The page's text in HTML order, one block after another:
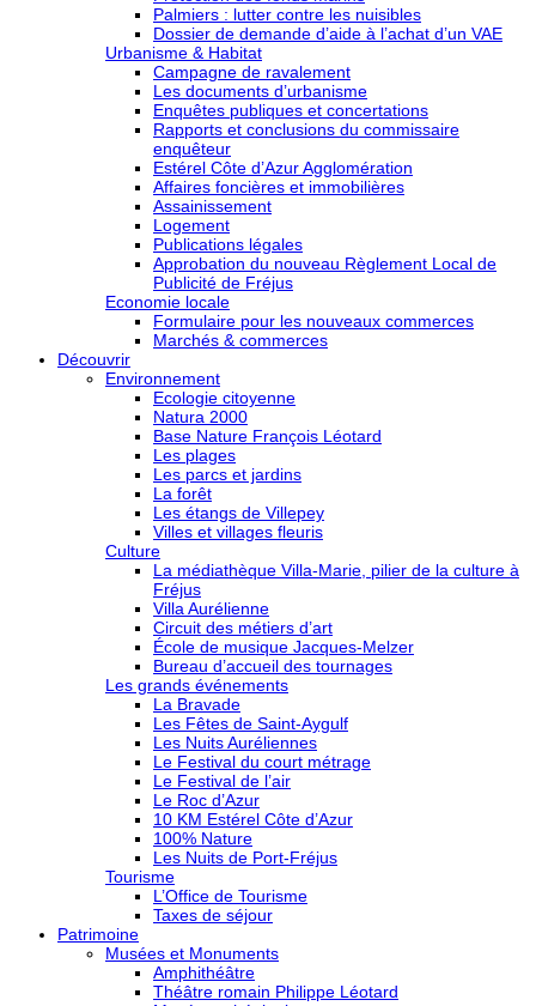
Palmiers : lutter contre les nuisibles
Dossier de demande d’aide à l’achat d’un VAE
Urbanisme & Habitat
Campagne de ravalement
Les documents d’urbanisme
Enquêtes publiques et concertations
Rapports et conclusions du commissaire
enquêteur
Estérel Côte d’Azur Agglomération
Affaires foncières et immobilières
Assainissement
Logement
Publications légales
Approbation du nouveau Règlement Local de
Publicité de Fréjus
Economie locale
Formulaire pour les nouveaux commerces
Marchés & commerces
Découvrir
Environnement
Ecologie citoyenne
Natura 2000
Base Nature François Léotard
Les plages
Les parcs et jardins
La forêt
Les étangs de Villepey
Villes et villages fleuris
Culture
La médiathèque Villa-Marie, pilier de la culture à
Fréjus
Villa Aurélienne
Circuit des métiers d’art
École de musique Jacques-Melzer
Bureau d’accueil des tournages
Les grands événements
La Bravade
Les Fêtes de Saint-Aygulf
Les Nuits Auréliennes
Le Festival du court métrage
Le Festival de l’air
Le Roc d’Azur
10 KM Estérel Côte d’Azur
100% Nature
Les Nuits de Port-Fréjus
Tourisme
L’Office de Tourisme
Taxes de séjour
Patrimoine
Musées et Monuments
Amphithéâtre
Théâtre romain Philippe Léotard